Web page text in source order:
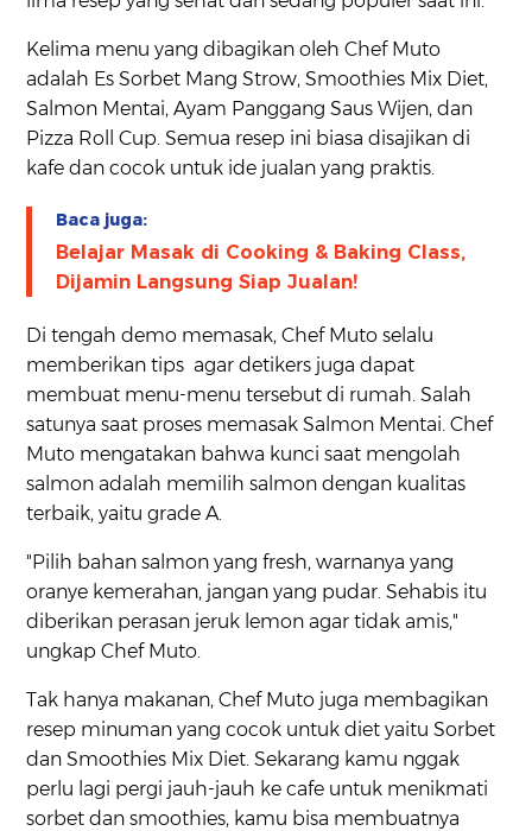
Kelima menu yang dibagikan oleh Chef Muto
adalah Es Sorbet Mang Strow, Smoothies Mix Diet,
Salmon Mentai, Ayam Panggang Saus Wijen, dan
Pizza Roll Cup. Semua resep ini biasa disajikan di
kafe dan cocok untuk ide jualan yang praktis.
Baca juga:
Belajar Masak di Cooking & Baking Class,
Dijamin Langsung Siap Jualan!
Di tengah demo memasak, Chef Muto selalu
memberikan tips agar detikers juga dapat
membuat menu-menu tersebut di rumah. Salah
satunya saat proses memasak Salmon Mentai. Chef
Muto mengatakan bahwa kunci saat mengolah
salmon adalah memilih salmon dengan kualitas
terbaik, yaitu grade A.
"Pilih bahan salmon yang fresh, warnanya yang
oranye kemerahan, jangan yang pudar. Sehabis itu
diberikan perasan jeruk lemon agar tidak amis,"
ungkap Chef Muto.
Tak hanya makanan, Chef Muto juga membagikan
resep minuman yang cocok untuk diet yaitu Sorbet
dan Smoothies Mix Diet. Sekarang kamu nggak
perlu lagi pergi jauh-jauh ke cafe untuk menikmati
sorbet dan smoothies, kamu bisa membuatnya